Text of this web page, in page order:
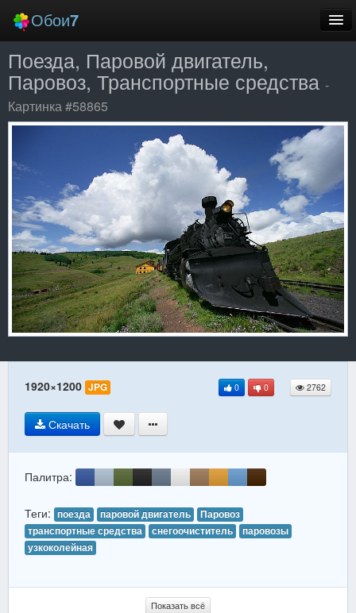
Обои7
Новые
Лучшие
Случайные
Еще
Вход
Поезда, Паровой двигатель,
Паровоз, Транспортные средства -
Картинка #58865
1920×1200 JPG 0 0 2762
Скачать
Палитра:
Теги: поезда паровой двигатель
Паровоз
транспортные средства
снегоочиститель
паровозы
узкоколейная
Показать всё